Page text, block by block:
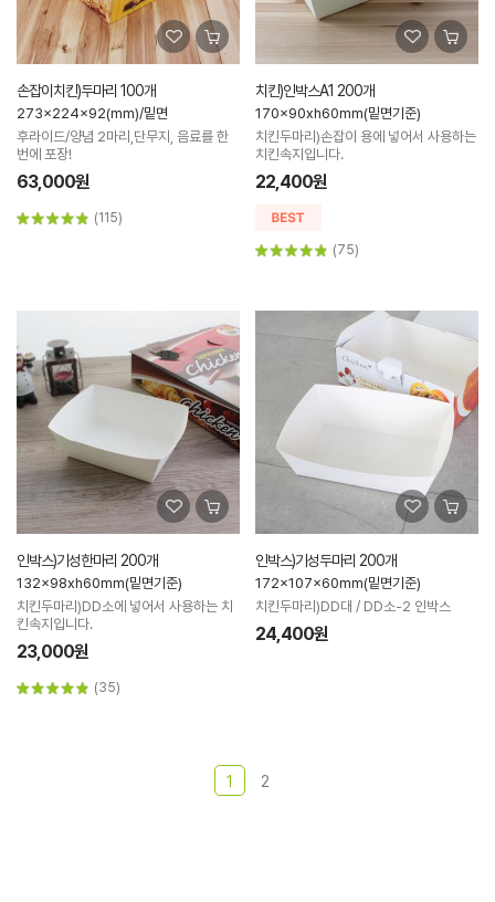
손잡이치킨)두마리 100개
273x224x92(mm)/밑면
후라이드/양념 2마리,단무지, 음료를 한
번에 포장!
63,000원
(115)
치킨)인박스A1 200개
170x90xh60mm(밑면기준)
치킨두마리)손잡이 용에 넣어서 사용하는
치킨속지입니다.
22,400원
(75)
인박스)기성한마리 200개
132x98xh60mm(밑면기준)
치킨두마리)DD소에 넣어서 사용하는 치
킨속지입니다.
23,000원
(35)
인박스)기성두마리 200개
172x107x60mm(밑면기준)
치킨두마리)DD대 / DD소-2 인박스
24,400원
1 2